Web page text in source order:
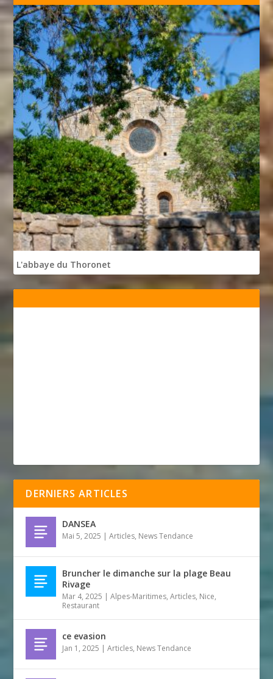
L'abbaye du Thoronet
DERNIERS ARTICLES
DANSEA
Mai 5, 2025 |Articles, News Tendance
Bruncher le dimanche sur la plage Beau
Rivage
Mar 4, 2025 |Alpes-Maritimes,Articles, Nice,
Restaurant
ce evasion
Jan 1, 2025 |Articles, News Tendance